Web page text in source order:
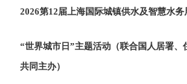
2026第12届上海国际城镇供水及智慧水务
“世界城市日”主题活动（联合国人居署、
共同主办）